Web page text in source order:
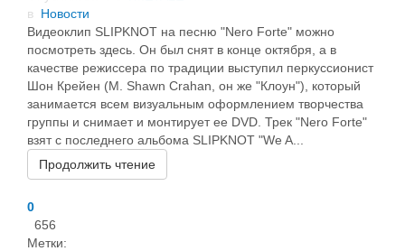
в Новости
Видеоклип SLIPKNOT на песню "Nero Forte" можно
посмотреть здесь. Он был снят в конце октября, а в
качестве режиссера по традиции выступил перкуссионист
Шон Крейен (M. Shawn Crahan, он же "Клоун"), который
занимается всем визуальным оформлением творчества
группы и снимает и монтирует ее DVD. Трек "Nero Forte"
взят с последнего альбома SLIPKNOT "We A...
Продолжить чтение
0
656
Метки: